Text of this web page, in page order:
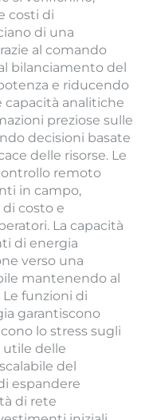
costi di
di una
al comando
bilanciamento del
e riducendo
capacità analitiche
preziose sulle
decisioni basate
delle risorse. Le
remoto
in campo,
costo e
La capacità
di energia
verso una
mantenendo al
funzioni di
garantiscono
lo stress sugli
utile delle
del
espandere
di rete